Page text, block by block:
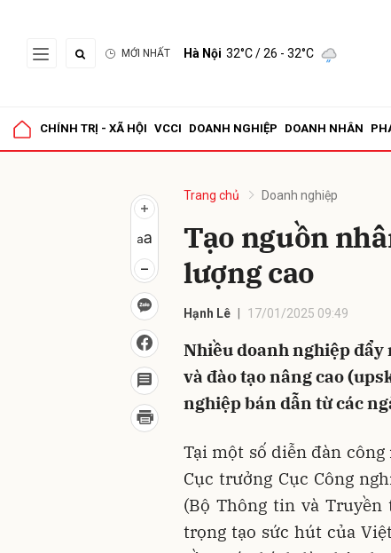
MỚI NHẤT Hà Nội 32°C/ 26 - 32°C
CHÍNH TRỊ - XÃ HỘI VCCI DOANH NGHIỆP DOANH NHÂN
Trang chủ Doanh nghiệp
Tạo nguồn
lượng cao
Hạnh Lê 17/01/2025 09:49
Nhiều doanh nghiệp
và đào tạo nâng cao
nghiệp bán dẫn từ các
Tại một số diễn đàn công
Cục trưởng Cục Công
(Bộ Thông tin và
trọng tạo sức hút của